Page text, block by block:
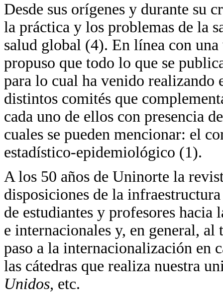
Desde sus orígenes y durante su
la práctica y los problemas de la
salud global (4). En línea con
propuso que todo lo que se
para lo cual ha venido
distintos comités que
cada uno de ellos con presencia
cuales se pueden mencionar: el
estadístico-epidemiológico (1).
A los 50 años de Uninorte la
disposiciones de la
de estudiantes y profesores hacia
e internacionales y, en general,
paso a la internacionalización en
las cátedras que realiza nuestra
Unidos, etc.